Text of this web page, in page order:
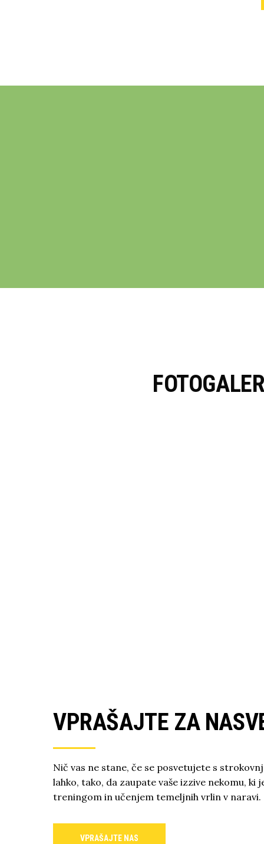
VPRAŠAJTE ZA
Nič vas ne stane, če se posvetujete s
lahko, tako, da zaupate vaše izzive nekomu,
treningom in učenjem temeljnih vrlin v naravi.
VPRAŠAJTE NAS